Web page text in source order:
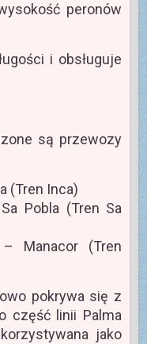
peronów
i obsługuje
są przewozy
(Tren Inca)
Pobla (Tren Sa
Manacor (Tren
pokrywa się z
część linii Palma
jako